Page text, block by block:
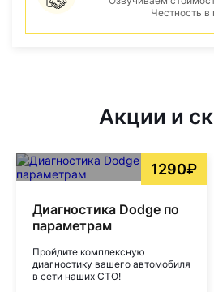
Честность в
Акции и
1290₽
Диагностика Dodge по
параметрам
Пройдите комплексную
диагностику вашего автомобиля
в сети наших СТО!